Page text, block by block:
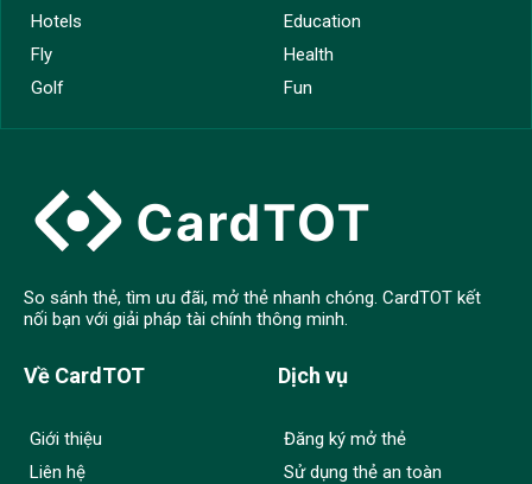
Hotels
Fly
Golf
Education
Health
Fun
So sánh thẻ, tìm ưu đãi, mở thẻ nhanh chóng. CardTOT kết
nối bạn với giải pháp tài chính thông minh.
Về CardTOT
Giới thiệu
Liên hệ
Dịch vụ
Đăng ký mở thẻ
Sử dụng thẻ an toàn